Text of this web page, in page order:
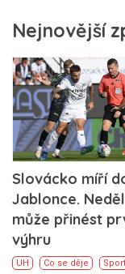
Nejnovější
Slovácko míří
Jablonce.
může přinést
výhru
UH Co se děje Sport